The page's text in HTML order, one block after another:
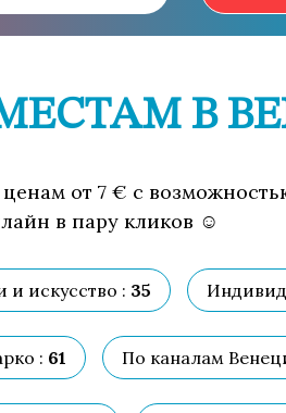
В
от 7 € с
в пару кликов ☺
и искусство : 35
: 61 По каналам